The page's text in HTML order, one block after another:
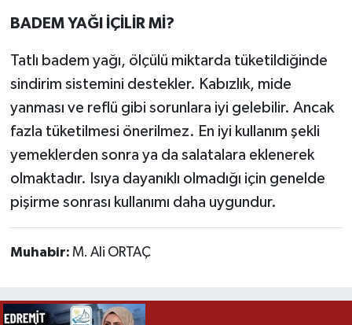
BADEM YAĞI İÇİLİR Mİ?
Tatlı badem yağı, ölçülü miktarda tüketildiğinde
sindirim sistemini destekler. Kabızlık, mide
yanması ve reflü gibi sorunlara iyi gelebilir. Ancak
fazla tüketilmesi önerilmez. En iyi kullanım şekli
yemeklerden sonra ya da salatalara eklenerek
olmaktadır. Isıya dayanıklı olmadığı için genelde
pişirme sonrası kullanımı daha uygundur.
Muhabir: M. Ali ORTAÇ